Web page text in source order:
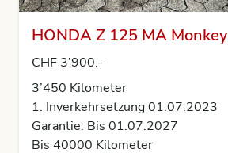
HONDA Z 125 MA Monkey
CHF 3’900.-
3’450 Kilometer
1. Inverkehrsetzung 01.07.2023
Garantie: Bis 01.07.2027
Bis 40000 Kilometer